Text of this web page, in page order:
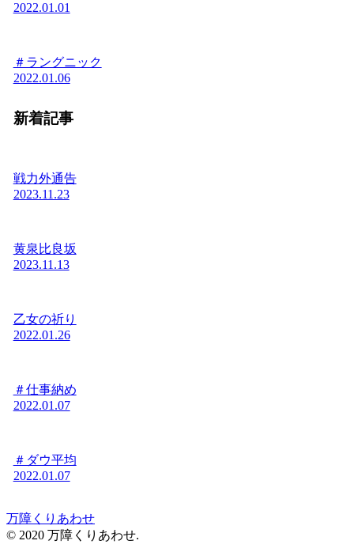
2022.01.01
＃ラングニック
2022.01.06
新着記事
戦力外通告
2023.11.23
黄泉比良坂
2023.11.13
乙女の祈り
2022.01.26
＃仕事納め
2022.01.07
＃ダウ平均
2022.01.07
万障くりあわせ
© 2020 万障くりあわせ.